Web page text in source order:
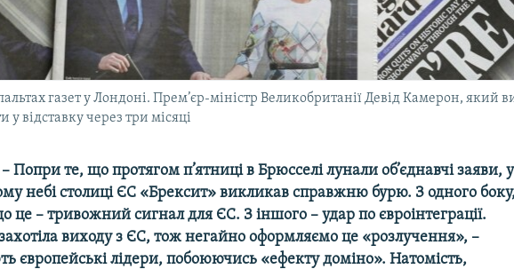
газет у Лондоні. Прем’єр-міністр Великобританії Девід Камерон, який
у відставку через три місяці
Попри те, що протягом п’ятниці в Брюсселі лунали об’єднавчі заяви, у
небі столиці ЄС «Брексит» викликав справжню бурю. З одного боку,
це – тривожний сигнал для ЄС. З іншого – удар по євроінтеграції.
виходу з ЄС, тож негайно оформляємо це «розлучення», –
європейські лідери, побоюючись «ефекту доміно». Натомість,